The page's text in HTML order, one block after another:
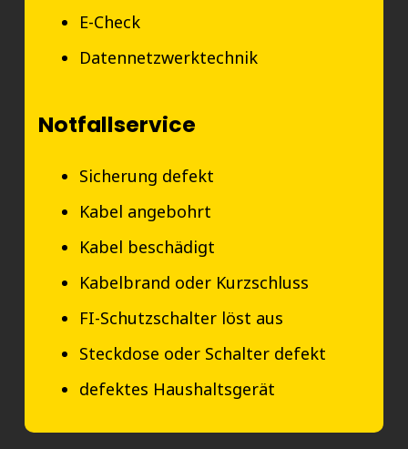
E-Check
Datennetzwerktechnik
Notfallservice
Sicherung defekt
Kabel angebohrt
Kabel beschädigt
Kabelbrand oder Kurzschluss
FI-Schutzschalter löst aus
Steckdose oder Schalter defekt
defektes Haushaltsgerät